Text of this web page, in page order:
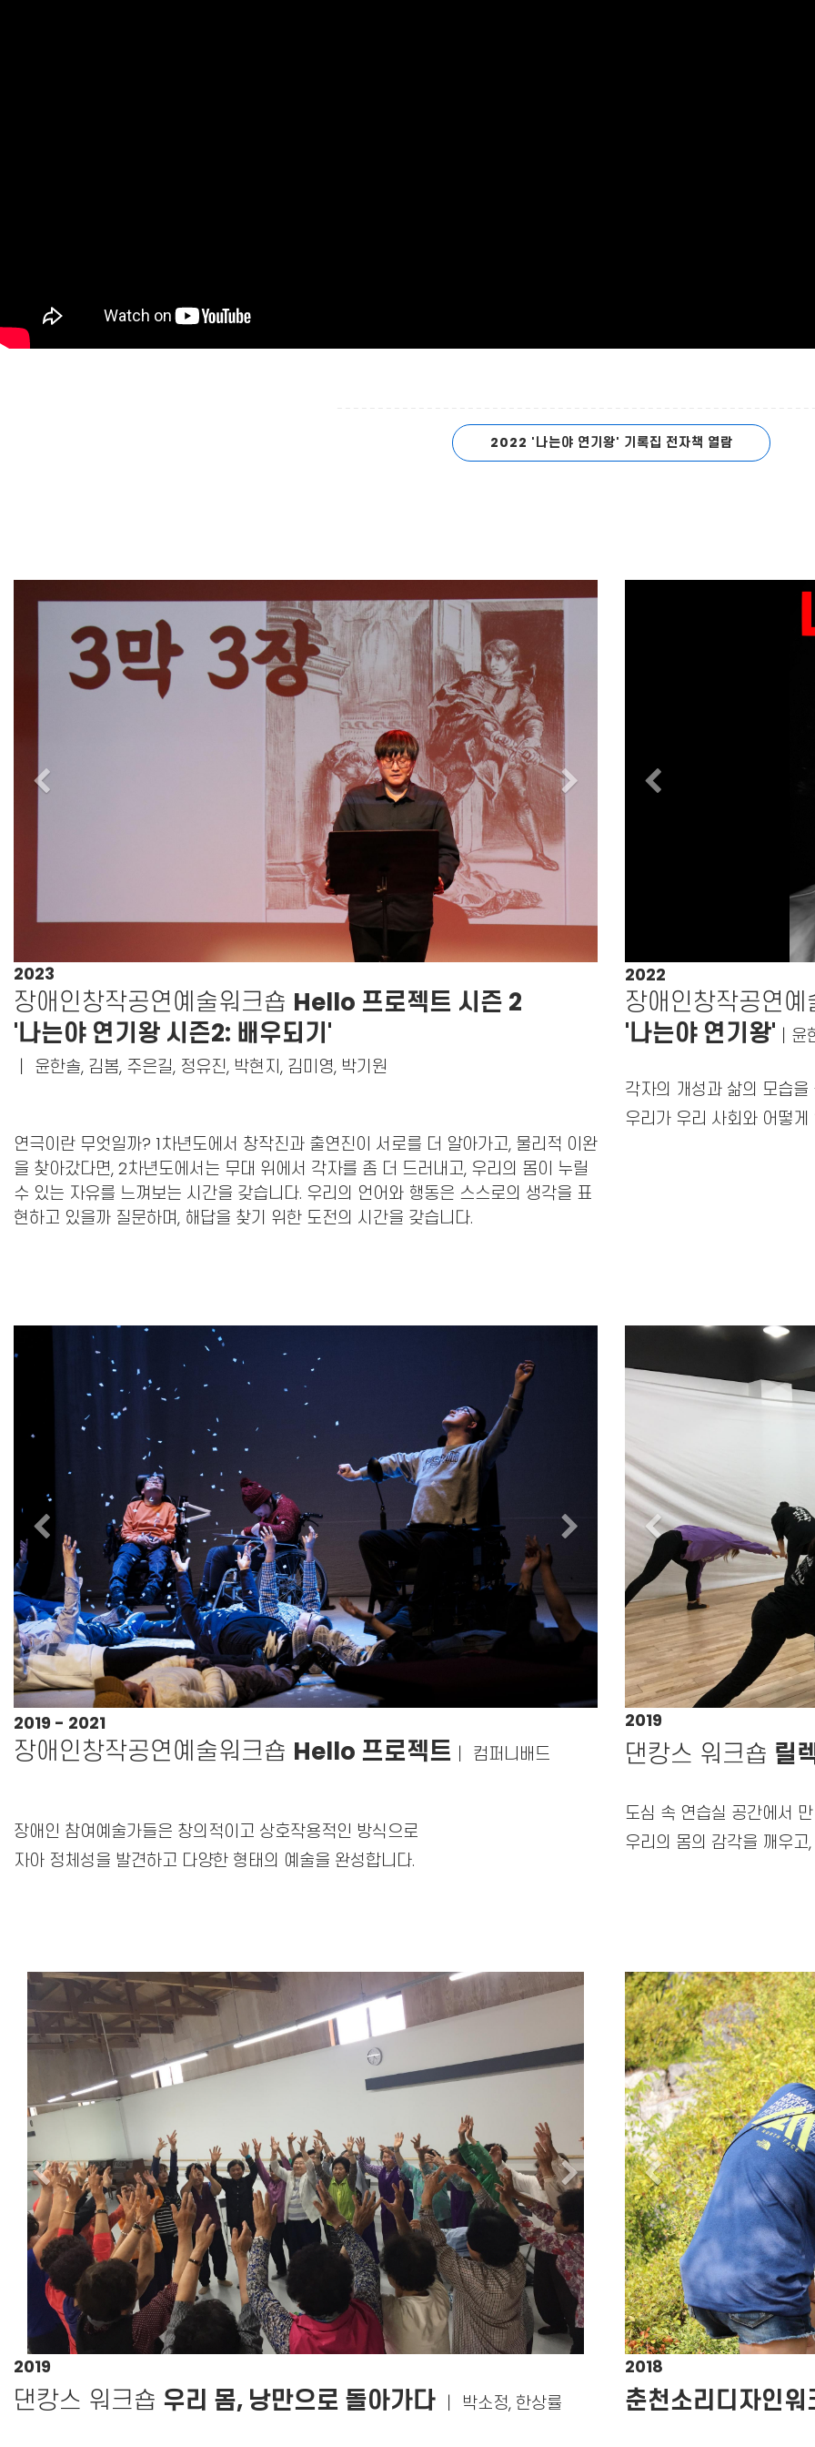
2022 '나는야 연기왕' 기록집 전자책 열람
2023
장애인창작공연예술워크숍 Hello 프로젝트 시즌 2
'나는야 연기왕 시즌2: 배우되기'
｜ 윤한솔, 김봄, 주은길, 정유진, 박현지, 김미영, 박기원
연극이란 무엇일까? 1차년도에서 창작진과 출연진이 서로를 더 알아가고, 물리적 이완
을 찾아갔다면, 2차년도에서는 무대 위에서 각자를 좀 더 드러내고, 우리의 몸이 누릴
수 있는 자유를 느껴보는 시간을 갖습니다. 우리의 언어와 행동은 스스로의 생각을 표
현하고 있을까 질문하며, 해답을 찾기 위한 도전의 시간을 갖습니다.
2022
장애인창작공연
'나는야 연기왕' ｜ 윤
각자의 개성과 삶의 모습
우리가 우리 사회와 어떻
Previous Next
2019 - 2021
장애인창작공연예술워크숍 Hello 프로젝트 ｜ 컴퍼니배드
장애인 참여예술가들은 창의적이고 상호작용적인 방식으로
자아 정체성을 발견하고 다양한 형태의 예술을 완성합니다.
Previous
2019
댄캉스 워크숍 릴
도심 속 연습실 공간에서
우리의 몸의 감각을 깨우
Previous Next
2019
댄캉스 워크숍 우리 몸, 낭만으로 돌아가다 ｜ 박소정, 한상률
Previous
2018
춘천소리디자인